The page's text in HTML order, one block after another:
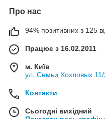
Про нас
94% позитивних з 125
Працює з 16.02.2011
м. Київ
ул. Семьи Хохловых 11/
Контакти
Сьогодні вихідний